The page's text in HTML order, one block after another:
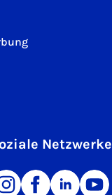
Netzwerke